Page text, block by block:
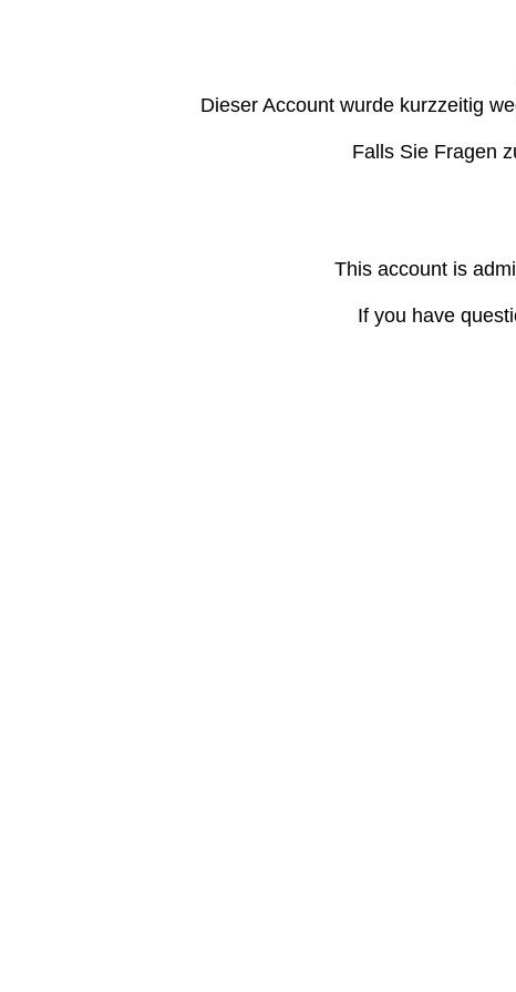
Dieser Account wurde kurzzeitig
Falls Sie Fragen
This account is
If you have